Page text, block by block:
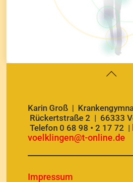
Back
To
Karin Groß |
Rückertstraße 2 | 66333
Telefon 0 68 98 • 2 17 72 |
voelklingen@t-online.de
Impressum